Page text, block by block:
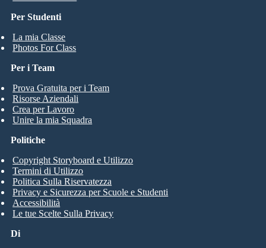
Per Studenti
La mia Classe
Photos For Class
Per i Team
Prova Gratuita per i Team
Risorse Aziendali
Crea per Lavoro
Unire la mia Squadra
Di
Politiche
Copyright Storyboard e Utilizzo
Termini di Utilizzo
Politica Sulla Riservatezza
Privacy e Sicurezza per Scuole e Studenti
Accessibilità
Le tue Scelte Sulla Privacy